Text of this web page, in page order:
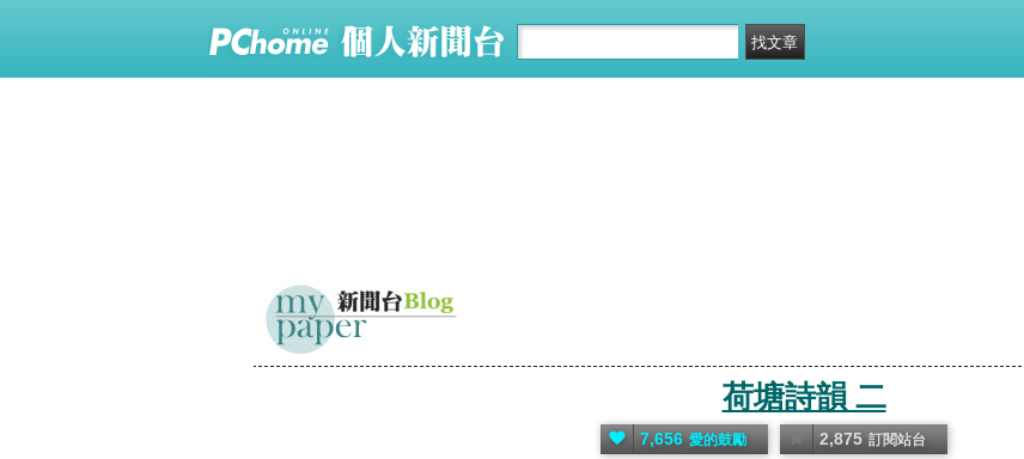
荷塘詩韻 二
7,656 愛的鼓勵 2,875 訂閱站台